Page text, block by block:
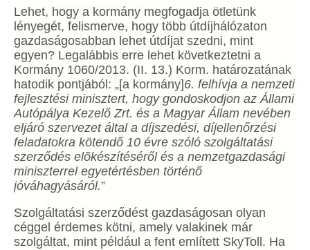
Lehet, hogy a kormány megfogadja ötletünk
lényegét, felismerve, hogy több útdíjhálózaton
gazdaságosabban lehet útdíjat szedni, mint
egyen? Legalábbis erre lehet következtetni a
Kormány 1060/2013. (II. 13.) Korm. határozatának
hatodik pontjából: „[a kormány]6. felhívja a nemzeti
fejlesztési minisztert, hogy gondoskodjon az Állami
Autópálya Kezelő Zrt. és a Magyar Állam nevében
eljáró szervezet által a díjszedési, díjellenőrzési
feladatokra kötendő 10 évre szóló szolgáltatási
szerződés elõkészítéséről és a nemzetgazdasági
miniszterrel egyetértésben történő
jóváhagyásáról.”
Szolgáltatási szerződést gazdaságosan olyan
céggel érdemes kötni, amely valakinek már
szolgáltat, mint például a fent említett SkyToll. Ha